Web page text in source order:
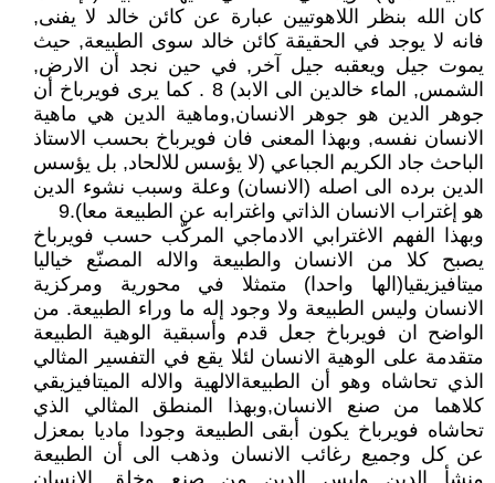
كان الله بنظر اللاهوتيين عبارة عن كائن خالد لا يفنى,
فانه لا يوجد في الحقيقة كائن خالد سوى الطبيعة, حيث
يموت جيل ويعقبه جيل آخر, في حين نجد أن الارض,
الشمس, الماء خالدين الى الابد) 8 . كما يرى فويرباخ أن
جوهر الدين هو جوهر الانسان,وماهية الدين هي ماهية
الانسان نفسه, وبهذا المعنى فان فويرباخ بحسب الاستاذ
الباحث جاد الكريم الجباعي (لا يؤسس للالحاد, بل يؤسس
الدين برده الى اصله (الانسان) وعلة وسبب نشوء الدين
هو إغتراب الانسان الذاتي واغترابه عن الطبيعة معا).9
وبهذا الفهم الاغترابي الادماجي المركّب حسب فويرباخ
يصبح كلا من الانسان والطبيعة والاله المصنّع خياليا
ميتافيزيقيا(الها واحدا) متمثلا في محورية ومركزية
الانسان وليس الطبيعة ولا وجود إله ما وراء الطبيعة. من
الواضح ان فويرباخ جعل قدم وأسبقية الوهية الطبيعة
متقدمة على الوهية الانسان لئلا يقع في التفسير المثالي
الذي تحاشاه وهو أن الطبيعةالالهية والاله الميتافيزيقي
كلاهما من صنع الانسان,وبهذا المنطق المثالي الذي
تحاشاه فويرباخ يكون أبقى الطبيعة وجودا ماديا بمعزل
عن كل وجميع رغائب الانسان وذهب الى أن الطبيعة